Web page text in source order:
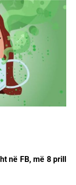
në FB, më 8 prill